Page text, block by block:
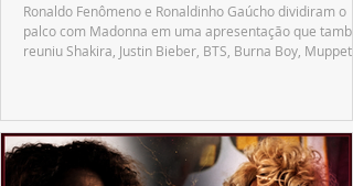
Ronaldo Fenômeno e Ronaldinho Gaúcho dividiram o
palco com Madonna em uma apresentação que
reuniu Shakira, Justin Bieber, BTS, Burna Boy, Muppets,